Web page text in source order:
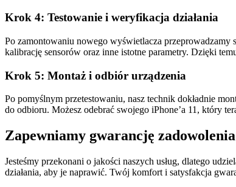
Krok 4: Testowanie i weryfikacja działania
Po zamontowaniu nowego wyświetlacza przeprowadzamy
kalibrację sensorów oraz inne istotne parametry. Dzięki
Krok 5: Montaż i odbiór urządzenia
Po pomyślnym przetestowaniu, nasz technik dokładnie
do odbioru. Możesz odebrać swojego iPhone’a 11, który
Zapewniamy gwarancję
Jesteśmy przekonani o jakości naszych usług, dlatego
działania, aby je naprawić. Twój komfort i satysfakcja